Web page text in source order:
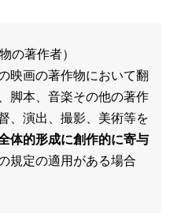
の著作者）
の映画の著作物において翻
脚本、音楽その他の著作
、演出、撮影、美術等を
体的形成に創作的に寄与
規定の適用がある場合